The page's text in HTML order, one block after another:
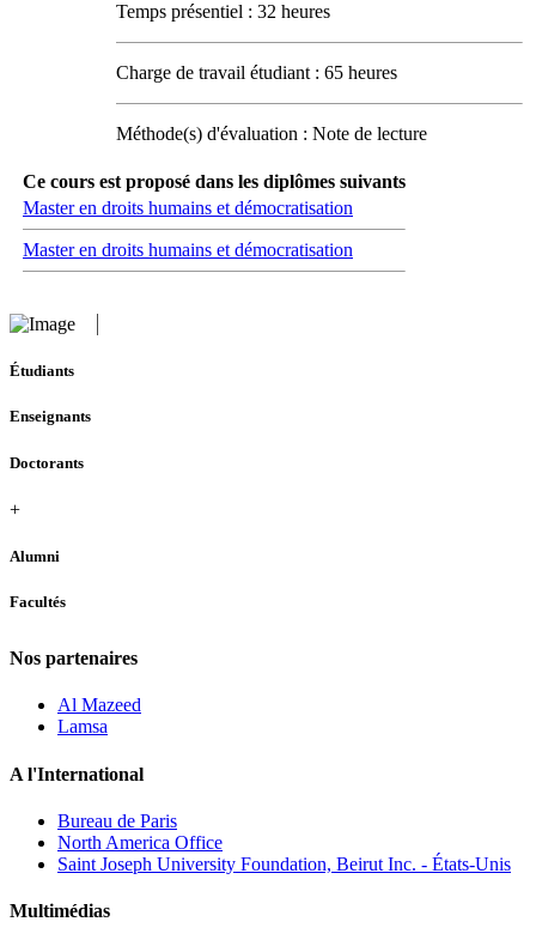
Temps présentiel : 32 heures
Charge de travail étudiant : 65 heures
Méthode(s) d'évaluation : Note de lecture
Ce cours est proposé dans les diplômes suivants
Master en droits humains et démocratisation
Master en droits humains et démocratisation
Étudiants
Enseignants
Doctorants
+
Alumni
Facultés
Nos partenaires
Al Mazeed
Lamsa
A l'International
Bureau de Paris
North America Office
Saint Joseph University Foundation, Beirut Inc. - États-Unis
Multimédias